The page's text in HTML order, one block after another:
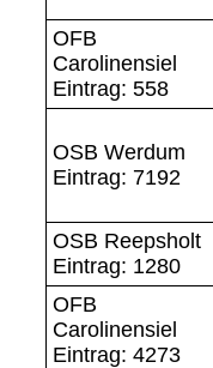
OFB
Carolinensiel
Eintrag: 558
OSB Werdum
Eintrag: 7192
OSB Reepsholt
Eintrag: 1280
OFB
Carolinensiel
Eintrag: 4273